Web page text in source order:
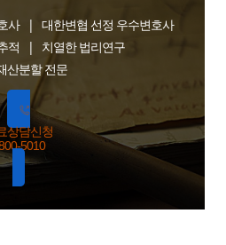
사 | 대한변협 선정 우수변호사
적 | 치열한 법리연구
산분할 전문
상담신청
5010